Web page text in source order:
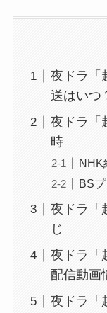
夜ドラ「
送はいつ
夜ドラ「
時
NHK
BS
夜ドラ「
じ
夜ドラ「
配信動画
夜ドラ「